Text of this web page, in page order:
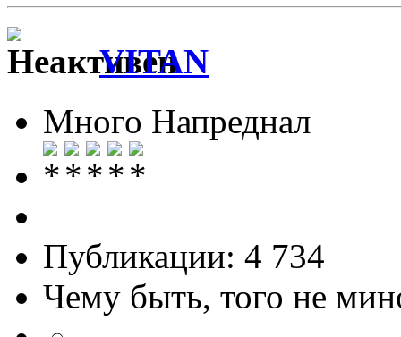
VITAN
Много Напреднал
Публикации: 4 734
Чему быть, того не